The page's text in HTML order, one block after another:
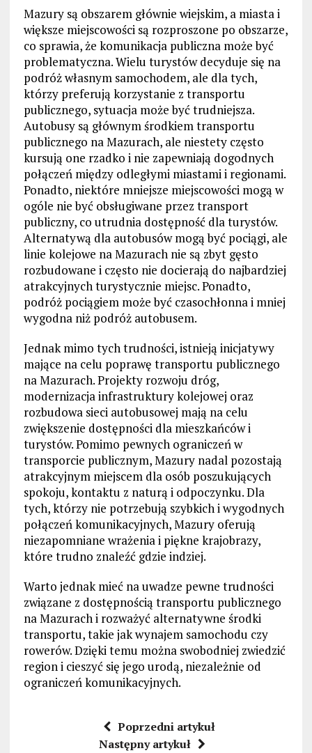
Mazury są obszarem głównie wiejskim, a miasta i
większe miejscowości są rozproszone po obszarze,
co sprawia, że komunikacja publiczna może być
problematyczna. Wielu turystów decyduje się na
podróż własnym samochodem, ale dla tych,
którzy preferują korzystanie z transportu
publicznego, sytuacja może być trudniejsza.
Autobusy są głównym środkiem transportu
publicznego na Mazurach, ale niestety często
kursują one rzadko i nie zapewniają dogodnych
połączeń między odległymi miastami i regionami.
Ponadto, niektóre mniejsze miejscowości mogą w
ogóle nie być obsługiwane przez transport
publiczny, co utrudnia dostępność dla turystów.
Alternatywą dla autobusów mogą być pociągi, ale
linie kolejowe na Mazurach nie są zbyt gęsto
rozbudowane i często nie docierają do najbardziej
atrakcyjnych turystycznie miejsc. Ponadto,
podróż pociągiem może być czasochłonna i mniej
wygodna niż podróż autobusem.
Jednak mimo tych trudności, istnieją inicjatywy
mające na celu poprawę transportu publicznego
na Mazurach. Projekty rozwoju dróg,
modernizacja infrastruktury kolejowej oraz
rozbudowa sieci autobusowej mają na celu
zwiększenie dostępności dla mieszkańców i
turystów. Pomimo pewnych ograniczeń w
transporcie publicznym, Mazury nadal pozostają
atrakcyjnym miejscem dla osób poszukujących
spokoju, kontaktu z naturą i odpoczynku. Dla
tych, którzy nie potrzebują szybkich i wygodnych
połączeń komunikacyjnych, Mazury oferują
niezapomniane wrażenia i piękne krajobrazy,
które trudno znaleźć gdzie indziej.
Warto jednak mieć na uwadze pewne trudności
związane z dostępnością transportu publicznego
na Mazurach i rozważyć alternatywne środki
transportu, takie jak wynajem samochodu czy
rowerów. Dzięki temu można swobodniej zwiedzić
region i cieszyć się jego urodą, niezależnie od
ograniczeń komunikacyjnych.
Poprzedni artykuł
Następny artykuł